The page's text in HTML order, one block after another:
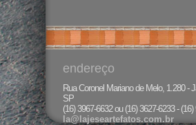
endereço
Rua Coronel Mariano de Melo, 1.280 -
SP
(16) 3967-6632 ou (16) 3627-6233 -
la@lajeseartefatos.com.br